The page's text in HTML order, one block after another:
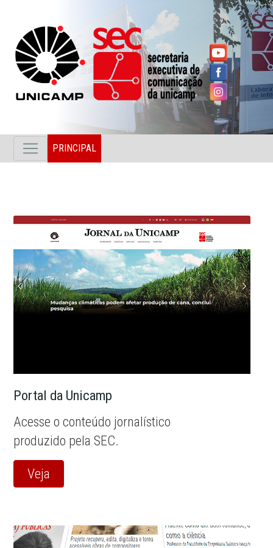
PRINCIPAL
Portal da Unicamp
Acesse o conteúdo jornalístico
produzido pela SEC.
Veja